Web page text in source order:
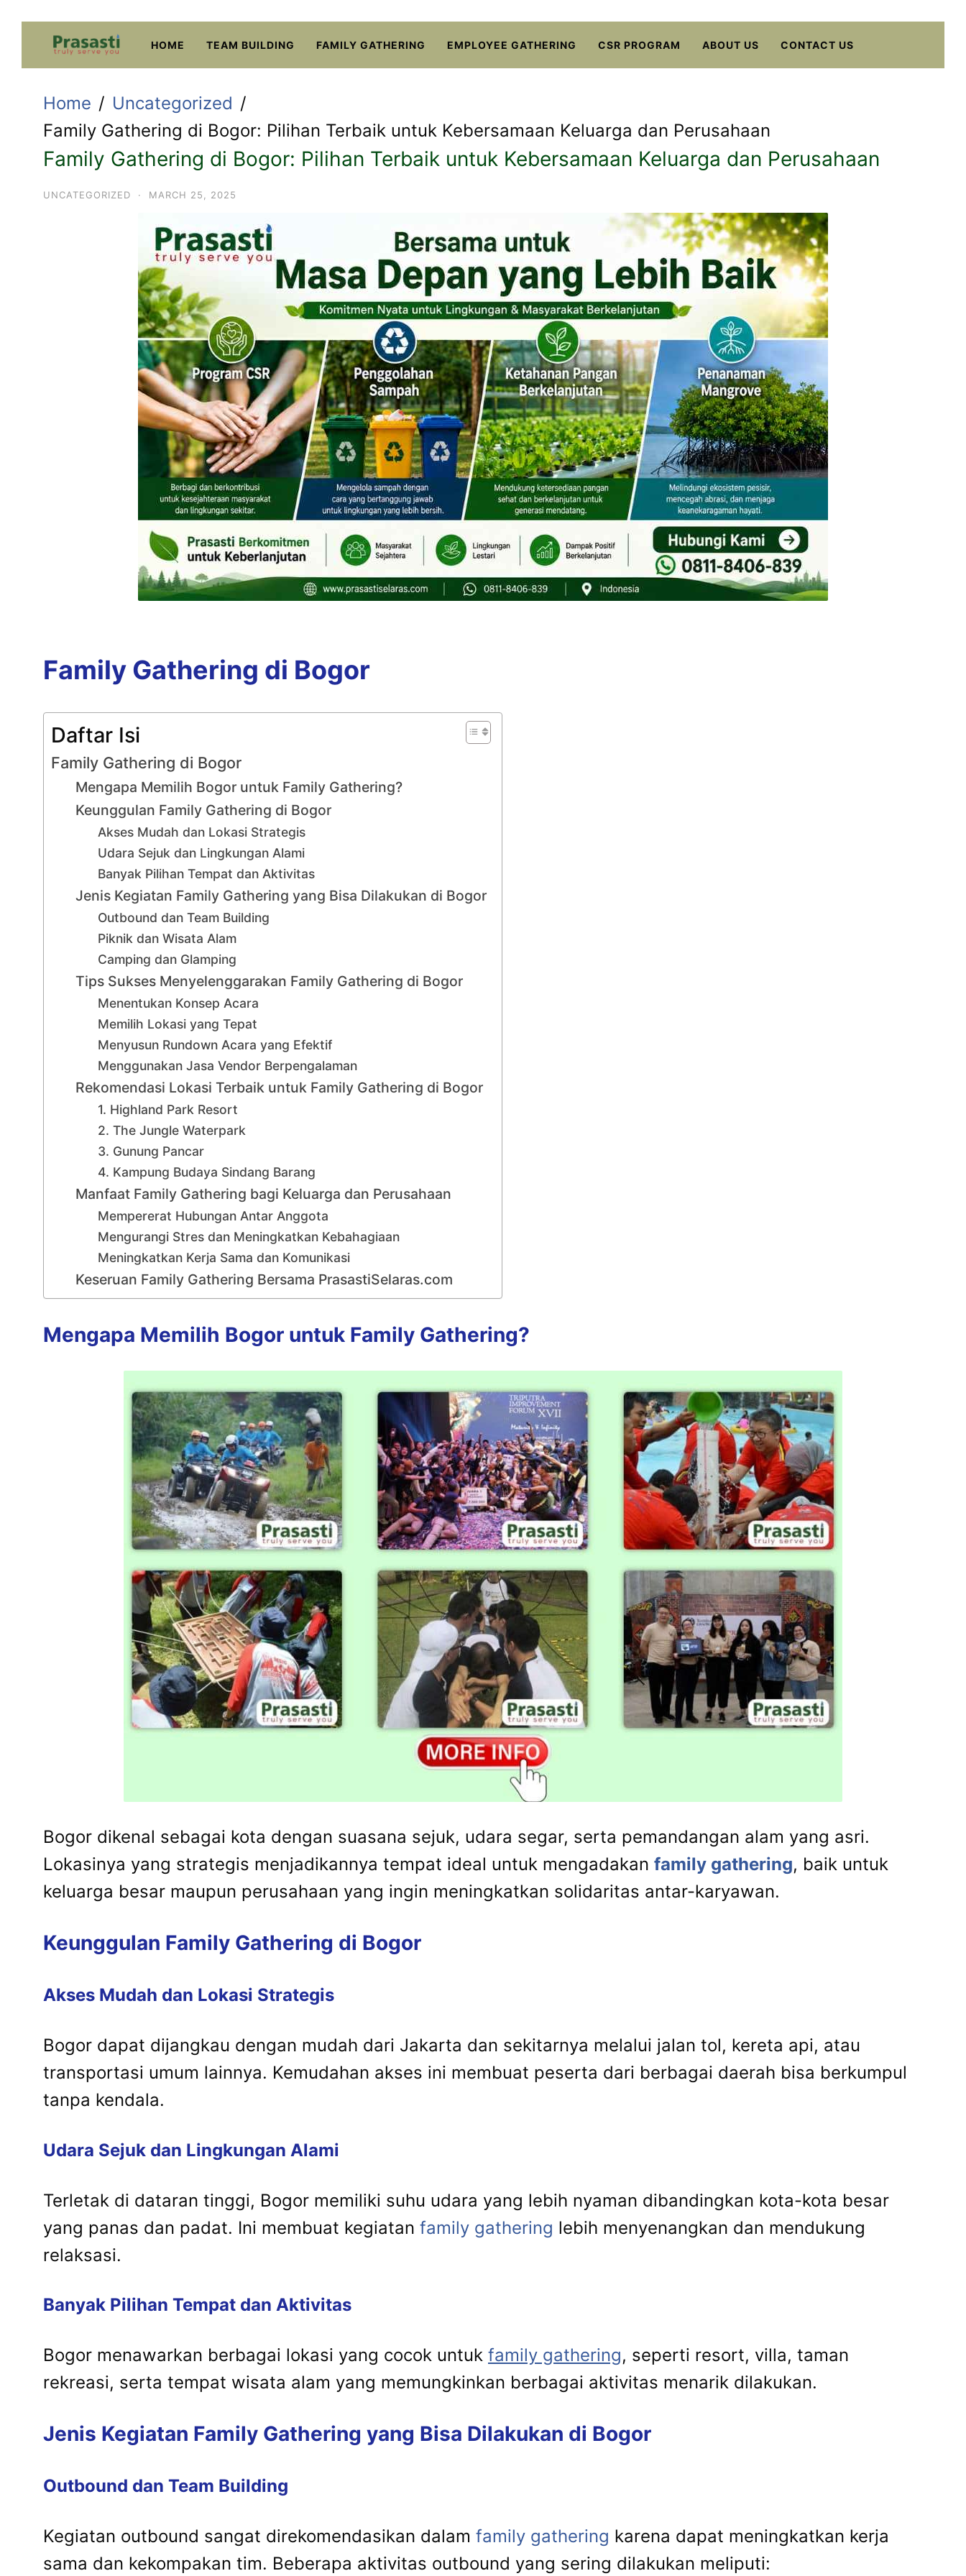
content
HOME TEAM BUILDING FAMILY GATHERING EMPLOYEE GATHERING CSR PROGRAM ABOUT US CONTACT US
Home
Uncategorized
Family Gathering di Bogor: Pilihan Terbaik untuk Kebersamaan Keluarga dan Perusahaan
Family Gathering di Bogor: Pilihan Terbaik untuk Kebersamaan Keluarga dan Perusahaan
UNCATEGORIZED · MARCH 25, 2025
Family Gathering di Bogor
Daftar Isi
Family Gathering di Bogor
Mengapa Memilih Bogor untuk Family Gathering?
Keunggulan Family Gathering di Bogor
Akses Mudah dan Lokasi Strategis
Udara Sejuk dan Lingkungan Alami
Banyak Pilihan Tempat dan Aktivitas
Jenis Kegiatan Family Gathering yang Bisa Dilakukan di Bogor
Outbound dan Team Building
Piknik dan Wisata Alam
Camping dan Glamping
Tips Sukses Menyelenggarakan Family Gathering di Bogor
Menentukan Konsep Acara
Memilih Lokasi yang Tepat
Menyusun Rundown Acara yang Efektif
Menggunakan Jasa Vendor Berpengalaman
Rekomendasi Lokasi Terbaik untuk Family Gathering di Bogor
1. Highland Park Resort
2. The Jungle Waterpark
3. Gunung Pancar
4. Kampung Budaya Sindang Barang
Manfaat Family Gathering bagi Keluarga dan Perusahaan
Mempererat Hubungan Antar Anggota
Mengurangi Stres dan Meningkatkan Kebahagiaan
Meningkatkan Kerja Sama dan Komunikasi
Keseruan Family Gathering Bersama PrasastiSelaras.com
Mengapa Memilih Bogor untuk Family Gathering?
Bogor dikenal sebagai kota dengan suasana sejuk, udara segar, serta pemandangan alam yang asri.
Lokasinya yang strategis menjadikannya tempat ideal untuk mengadakan family gathering, baik untuk
keluarga besar maupun perusahaan yang ingin meningkatkan solidaritas antar-karyawan.
Keunggulan Family Gathering di Bogor
Akses Mudah dan Lokasi Strategis
Bogor dapat dijangkau dengan mudah dari Jakarta dan sekitarnya melalui jalan tol, kereta api, atau
transportasi umum lainnya. Kemudahan akses ini membuat peserta dari berbagai daerah bisa berkumpul
tanpa kendala.
Udara Sejuk dan Lingkungan Alami
Terletak di dataran tinggi, Bogor memiliki suhu udara yang lebih nyaman dibandingkan kota-kota besar
yang panas dan padat. Ini membuat kegiatan family gathering lebih menyenangkan dan mendukung
relaksasi.
Banyak Pilihan Tempat dan Aktivitas
Bogor menawarkan berbagai lokasi yang cocok untuk family gathering, seperti resort, villa, taman
rekreasi, serta tempat wisata alam yang memungkinkan berbagai aktivitas menarik dilakukan.
Jenis Kegiatan Family Gathering yang Bisa Dilakukan di Bogor
Outbound dan Team Building
Kegiatan outbound sangat direkomendasikan dalam family gathering karena dapat meningkatkan kerja
sama dan kekompakan tim. Beberapa aktivitas outbound yang sering dilakukan meliputi: